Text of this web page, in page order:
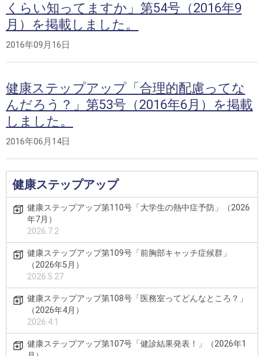
くらい知ってますか」第54号（2016年9
月）を掲載しました。
2016年09月16日
健康ステップアップ「合理的配慮ってな
んだろう？」第53号（2016年6月）を掲載
しました。
2016年06月14日
健康ステップアップ
健康ステップアップ第110号「大学生の熱中症予防」（2026
年7月）
2026.7.2
健康ステップアップ第109号「前胸部キャッチ症候群」
（2026年5月）
2026.5.27
健康ステップアップ第108号「医務室ってどんなところ？」
（2026年4月）
2026.4.1
健康ステップアップ第107号「健診結果発表！」（2026年1